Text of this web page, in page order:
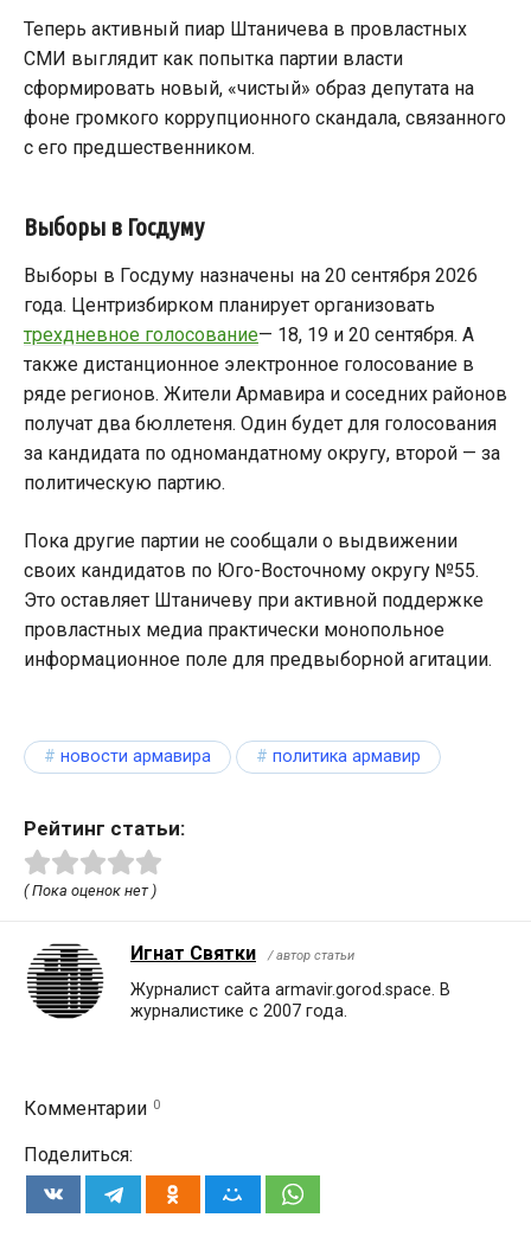
Теперь активный пиар Штаничева в провластных
СМИ выглядит как попытка партии власти
сформировать новый, «чистый» образ депутата на
фоне громкого коррупционного скандала, связанного
с его предшественником.
Выборы в Госдуму
Выборы в Госдуму назначены на 20 сентября 2026
года. Центризбирком планирует организовать
трехдневное голосование— 18, 19 и 20 сентября. А
также дистанционное электронное голосование в
ряде регионов. Жители Армавира и соседних районов
получат два бюллетеня. Один будет для голосования
за кандидата по одномандатному округу, второй — за
политическую партию.
Пока другие партии не сообщали о выдвижении
своих кандидатов по Юго-Восточному округу №55.
Это оставляет Штаничеву при активной поддержке
провластных медиа практически монопольное
информационное поле для предвыборной агитации.
новости армавира политика армавир
Рейтинг статьи:
( Пока оценок нет )
Игнат Святки / автор статьи
Журналист сайта armavir.gorod.space. В
журналистике с 2007 года.
Комментарии 0
Поделиться: